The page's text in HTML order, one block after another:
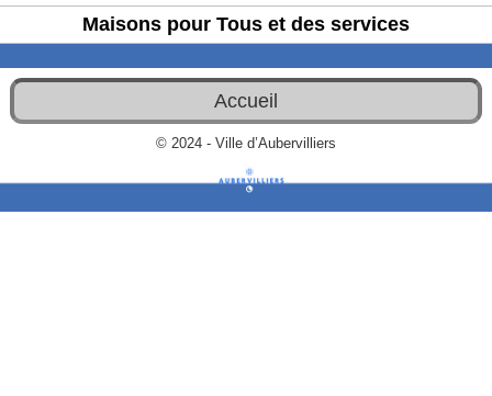
Maisons pour Tous et des services
Accueil
© 2024 - Ville d’Aubervilliers